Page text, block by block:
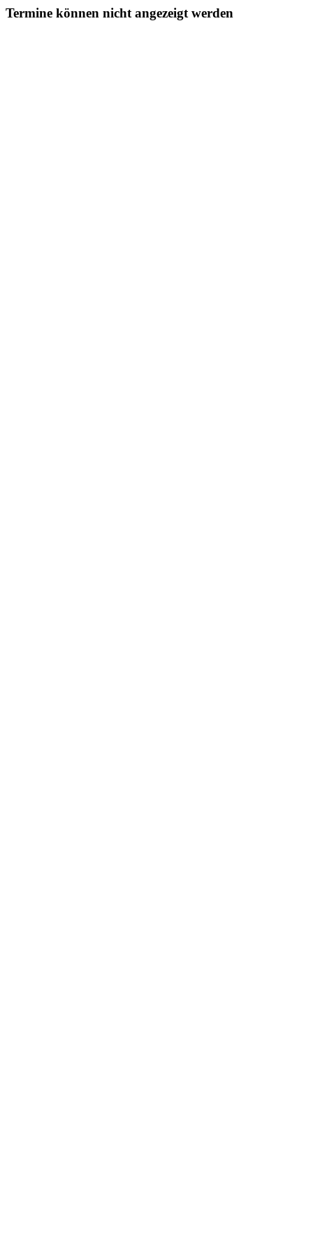
Termine können nicht angezeigt werden